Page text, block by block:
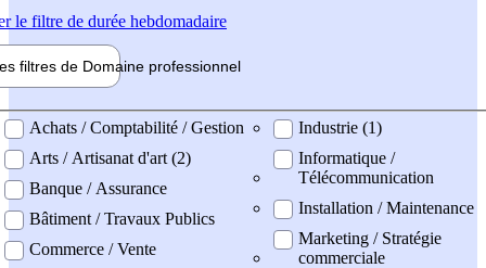
le filtre de durée hebdomadaire
filtres de Domaine professionnel
professionel
Achats / Comptabilité / Gestion
Arts / Artisanat d'art (2)
Banque / Assurance
Bâtiment / Travaux Publics
Commerce / Vente
Industrie (1)
Informatique /
Télécommunication
Installation / Maintenance
Marketing / Stratégie
commerciale